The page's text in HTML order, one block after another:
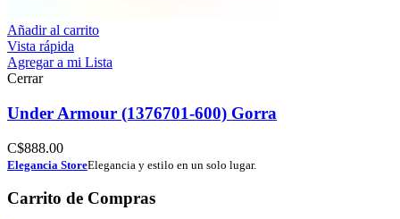
Añadir al carrito
Vista rápida
Agregar a mi Lista
Cerrar
Under Armour (1376701-600) Gorra
C$888.00
Elegancia StoreElegancia y estilo en un solo lugar.
Carrito de Compras